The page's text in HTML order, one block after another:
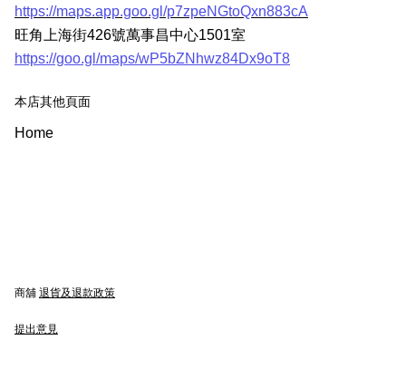
https://maps.app.goo.gl/p7zpeNGtoQxn883cA
旺角上海街426號萬事昌中心1501室
https://goo.gl/maps/wP5bZNhwz84Dx9oT8
本店其他頁面
Home
商舖 退貨及退款政策
提出意見